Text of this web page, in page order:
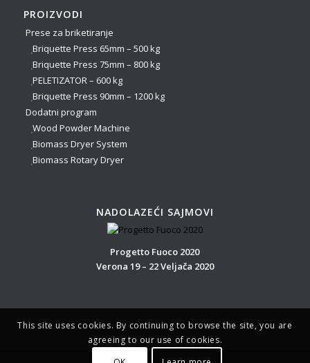
PROIZVODI
Prese za briketiranje
Briquette Press 65mm – 500 kg
Briquette Press 75mm – 800 kg
PELETIZATOR – 600 kg
Briquette Press 90mm – 1200 kg
Dodatni program
Wood Powder Machine
Biomass Dryer System
Biomass Rotary Dryer
NADOLAZEĆI SAJMOVI
Progetto Fuoco 2020
Verona 19 – 22 Veljača 2020
This site uses cookies. By continuing to browse the site, you are
agreeing to our use of cookies.